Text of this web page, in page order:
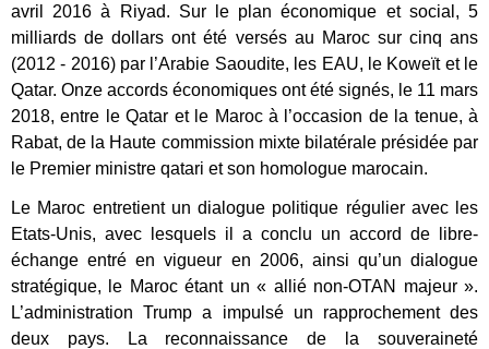
avril 2016 à Riyad. Sur le plan économique et social, 5
milliards de dollars ont été versés au Maroc sur cinq ans
(2012 - 2016) par l’Arabie Saoudite, les EAU, le Koweït et le
Qatar. Onze accords économiques ont été signés, le 11 mars
2018, entre le Qatar et le Maroc à l’occasion de la tenue, à
Rabat, de la Haute commission mixte bilatérale présidée par
le Premier ministre qatari et son homologue marocain.
Le Maroc entretient un dialogue politique régulier avec les
Etats-Unis, avec lesquels il a conclu un accord de libre-
échange entré en vigueur en 2006, ainsi qu’un dialogue
stratégique, le Maroc étant un « allié non-OTAN majeur ».
L’administration Trump a impulsé un rapprochement des
deux pays. La reconnaissance de la souveraineté